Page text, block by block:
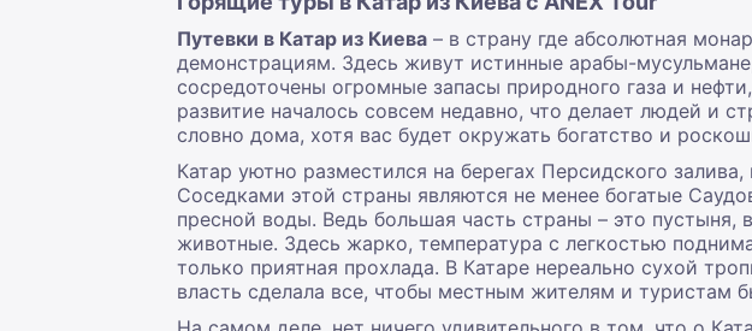
Путевки в Катар из Киева – в страну где абсолютная
демонстрациям. Здесь живут истинные арабы-
сосредоточены огромные запасы природного газа и
развитие началось совсем недавно, что делает людей и
словно дома, хотя вас будет окружать богатство и
Катар уютно разместился на берегах Персидского
Соседками этой страны являются не менее богатые
пресной воды. Ведь большая часть страны – это
животные. Здесь жарко, температура с легкостью
только приятная прохлада. В Катаре нереально сухой
власть сделала все, чтобы местным жителям и туристам